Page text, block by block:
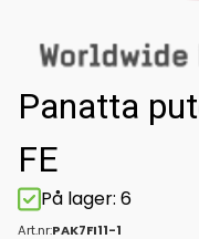
Panatta
FE
På lager: 6
Art.nr:PAK7FI11-1